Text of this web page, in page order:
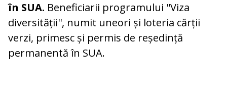
în SUA. Beneficiarii programului ''Viza
diversității'', numit uneori și loteria cărții
verzi, primesc și permis de reședință
permanentă în SUA.